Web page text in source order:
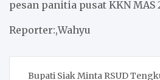
pesan panitia pusat KKN MAS
Reporter:,Wahyu
Bupati Siak Minta RSUD